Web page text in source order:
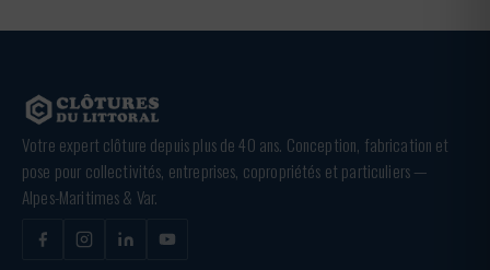
Votre expert clôture depuis plus de 40 ans. Conception, fabrication et
pose pour collectivités, entreprises, copropriétés et particuliers —
Alpes-Maritimes & Var.